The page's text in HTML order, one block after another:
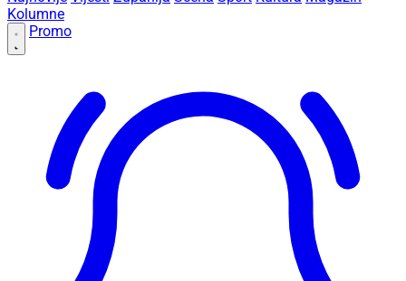
Kolumne
Promo